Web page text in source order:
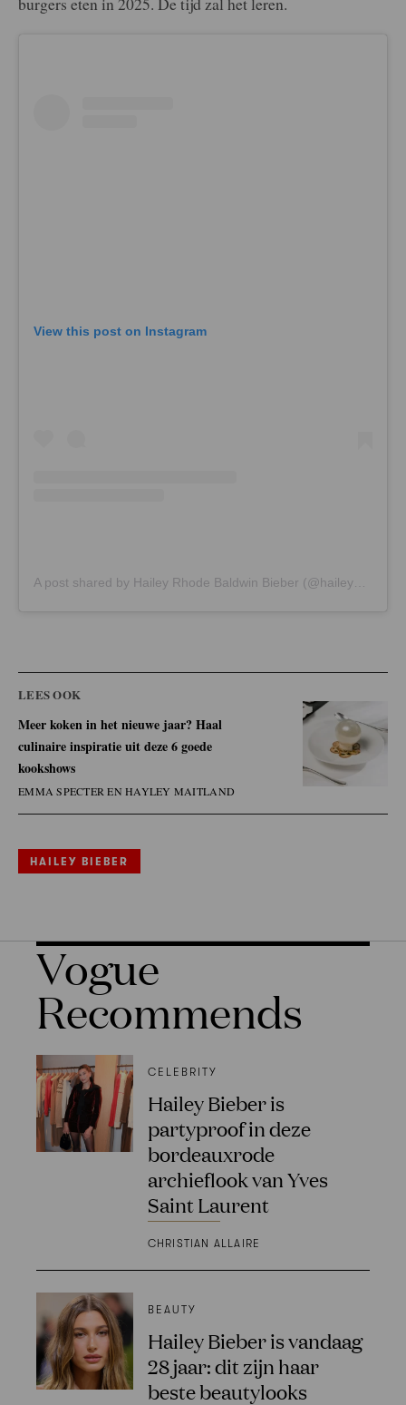
View this post on Instagram
A post shared by Hailey Rhode Baldwin Bieber (@haileybieber)
LEES OOK
Meer koken in het nieuwe jaar? Haal
culinaire inspiratie uit deze 6 goede
kookshows
EMMA SPECTER EN HAYLEY MAITLAND
HAILEY BIEBER
Vogue
Recommends
CELEBRITY
Hailey Bieber is
partyproof in deze
bordeauxrode
archieflook van Yves
Saint Laurent
CHRISTIAN ALLAIRE
BEAUTY
Hailey Bieber is vandaag
28 jaar: dit zijn haar
beste beautylooks